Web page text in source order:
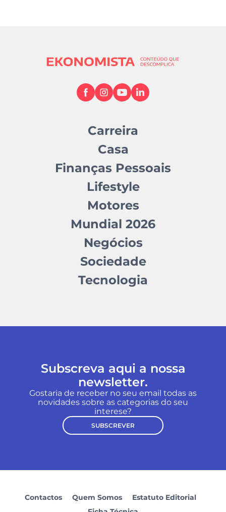
Carreira
Casa
Finanças Pessoais
Lifestyle
Motores
Mundial 2026
Negócios
Sociedade
Tecnologia
Subscreva aqui a nossa
newsletter.
Gostaria de receber no seu email todas as
novidades sobre as categorias do seu
interese?
SUBSCREVER
Contactos Quem Somos
Estatuto Editorial